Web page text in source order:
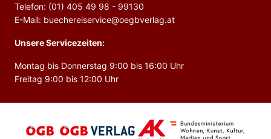
Telefon: (01) 405 49 98 - 99130
E-Mail: buechereiservice@oegbverlag.at
Unsere Servicezeiten:
Montag bis Donnerstag 9:00 bis 16:00 Uhr
Freitag 9:00 bis 12:00 Uhr